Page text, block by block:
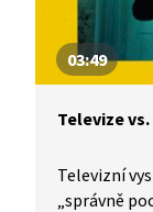
03:49
Televize
Televizní
„správně